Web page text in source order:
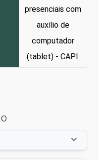
presenciais com
auxílio de
computador
(tablet) - CAPI.